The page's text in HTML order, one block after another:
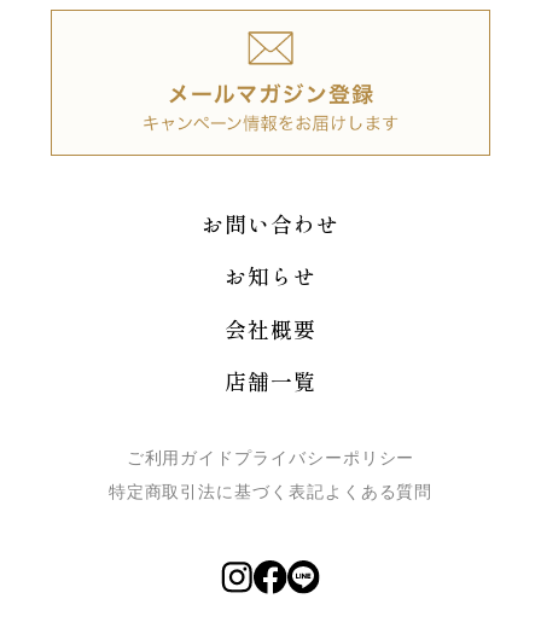
お問い合わせ
お知らせ
会社概要
店舗一覧
ご利用ガイド プライバシーポリシー
特定商取引法に基づく表記よくある質問